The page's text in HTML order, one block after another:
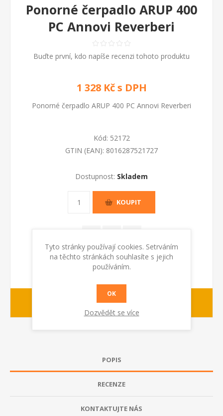
Ponorné čerpadlo ARUP 400
PC Annovi Reverberi
Buďte první, kdo napíše recenzi tohoto produktu
1 328 Kč s DPH
Ponorné čerpadlo ARUP 400 PC Annovi Reverberi
Kód: 52172
GTIN (EAN): 8016287521727
Dostupnost: Skladem
KOUPIT
dodací lhůta :1-2 dny
POPIS
RECENZE
KONTAKTUJTE NÁS
Tyto stránky používají cookies. Setrváním
na těchto stránkách souhlasíte s jejich
používáním.
OK
Dozvědět se více